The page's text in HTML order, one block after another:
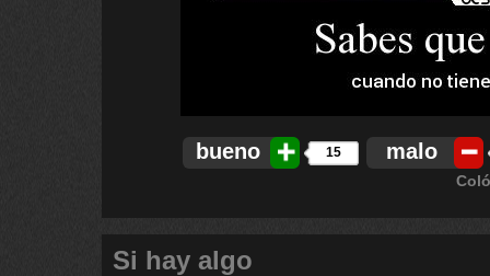
bueno 15 malo
Si hay algo